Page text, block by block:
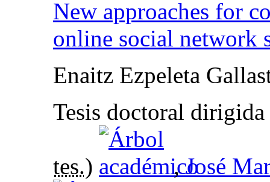
New approaches for
online social network
Enaitz Ezpeleta
Tesis doctoral
tes.) ,José